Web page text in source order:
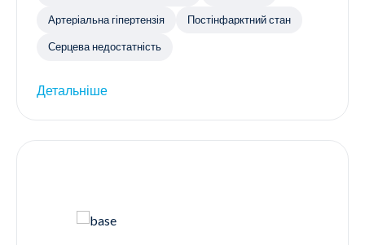
Артеріальна гіпертензія Постінфарктний стан
Серцева недостатність
Детальніше